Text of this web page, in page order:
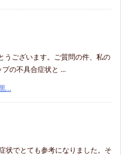
うございます。ご質問の件、私の
の不具合症状と ...
...
状でとても参考になりました。そ